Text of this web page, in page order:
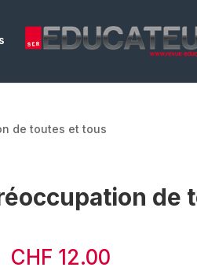
de toutes et tous
de
CHF 12.00